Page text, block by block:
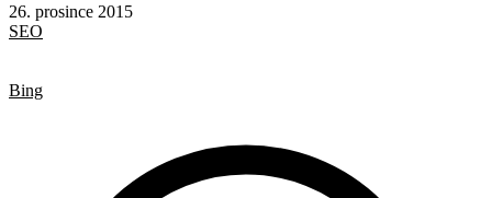
26. prosince 2015
SEO
Bing